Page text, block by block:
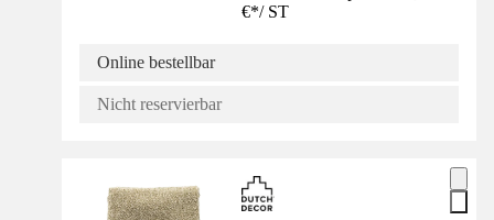
€*/ ST
Online bestellbar
Nicht reservierbar